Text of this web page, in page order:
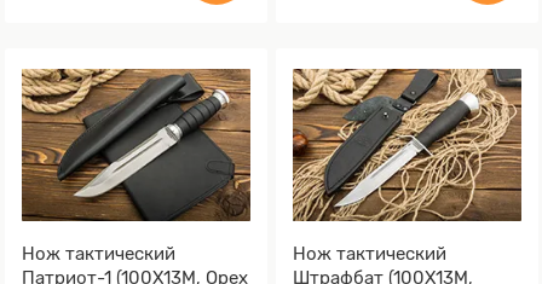
Нож тактический
Патриот-1 (100Х13М, Орех
Нож тактический
Штрафбат (100Х13М,